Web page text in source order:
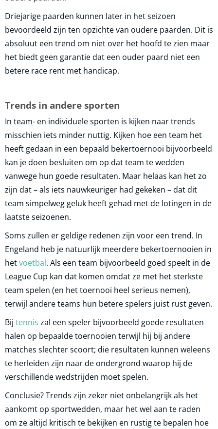
Driejarige paarden kunnen later in het seizoen
bevoordeeld zijn ten opzichte van oudere paarden. Dit is
absoluut een trend om niet over het hoofd te zien maar
het biedt geen garantie dat een ouder paard niet een
betere race rent met handicap.
Trends in andere sporten
In team- en individuele sporten is kijken naar trends
misschien iets minder nuttig. Kijken hoe een team het
heeft gedaan in een bepaald bekertoernooi bijvoorbeeld
kan je doen besluiten om op dat team te wedden
vanwege hun goede resultaten. Maar helaas kan het zo
zijn dat – als iets nauwkeuriger had gekeken – dat dit
team simpelweg geluk heeft gehad met de lotingen in de
laatste seizoenen.
Soms zullen er geldige redenen zijn voor een trend. In
Engeland heb je natuurlijk meerdere bekertoernooien in
hetvoetbal. Als een team bijvoorbeeld goed speelt in de
League Cup kan dat komen omdat ze met het sterkste
team spelen (en het toernooi heel serieus nemen),
terwijl andere teams hun betere spelers juist rust geven.
Bij tennis zal een speler bijvoorbeeld goede resultaten
halen op bepaalde toernooien terwijl hij bij andere
matches slechter scoort; die resultaten kunnen weleens
te herleiden zijn naar de ondergrond waarop hij de
verschillende wedstrijden moet spelen.
Conclusie? Trends zijn zeker niet onbelangrijk als het
aankomt op sportwedden, maar het wel aan te raden
om ze altijd kritisch te bekijken en rustig te bepalen hoe